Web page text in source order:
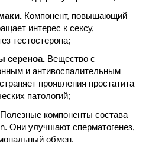
Компонент, повышающий
интерес к сексу,
тестостерона;
сереноа. Вещество с
и антивоспалительным
проявления простатита
патологий;
Полезные компоненты состава
Они улучшают сперматогенез,
обмен.